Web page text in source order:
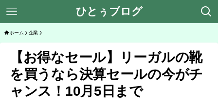
ひとぅブログ
ホーム 企業
【お得なセール】リーガルの靴
を買うなら決算セールの今がチ
ャンス！10月5日まで